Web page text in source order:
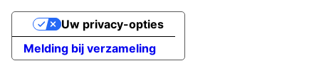
Melding bij verzameling
Uw privacy-opties